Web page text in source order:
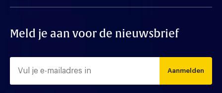
Meld je aan voor de nieuwsbrief
Aanmelden